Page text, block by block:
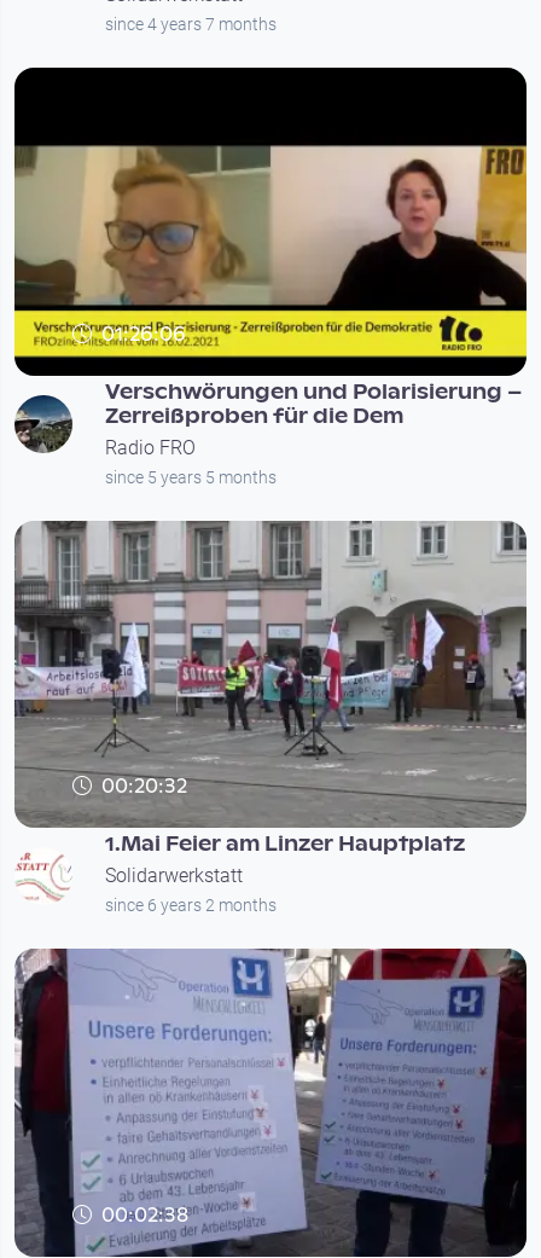
since 4 years 7 months
01:26:06
Verschwörungen und Polarisierung –
Zerreißproben für die Dem
Radio FRO
since 5 years 5 months
00:20:32
1.Mai Feier am Linzer Hauptplatz
Solidarwerkstatt
since 6 years 2 months
00:02:38